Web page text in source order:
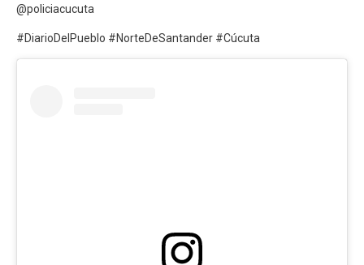
@policiacucuta
#DiarioDelPueblo #NorteDeSantander #Cúcuta